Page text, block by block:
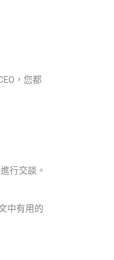
，您都
行交談。
中有用的